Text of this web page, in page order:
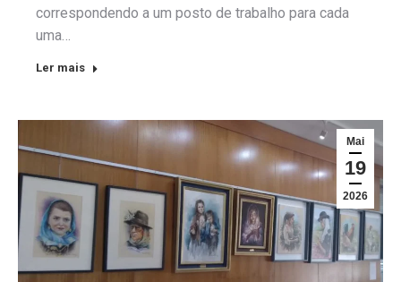
correspondendo a um posto de trabalho para cada
uma…
Ler mais
Mai
19
2026